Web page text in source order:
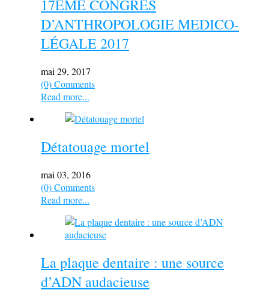
17EME CONGRES
D’ANTHROPOLOGIE MEDICO-
LÉGALE 2017
mai 29, 2017
(0) Comments
Read more...
Détatouage mortel
mai 03, 2016
(0) Comments
Read more...
La plaque dentaire : une source
d’ADN audacieuse